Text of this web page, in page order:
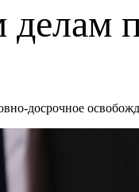
делам
досрочное